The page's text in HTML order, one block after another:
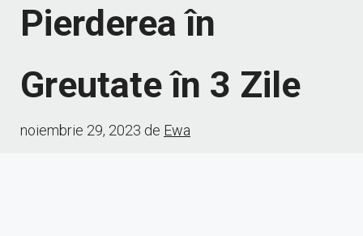
Pierderea în
Greutate în 3 Zile
noiembrie 29, 2023 de Ewa